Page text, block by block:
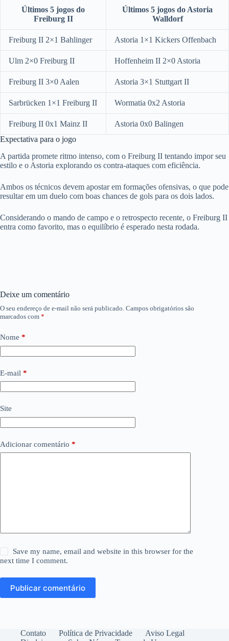
Últimos 5 jogos do
Freiburg II
Últimos 5 jogos do Astoria
Walldorf
Freiburg II 2×1 Bahlinger Astoria 1×1 Kickers Offenbach
Ulm 2×0 Freiburg II Hoffenheim II 2×0 Astoria
Freiburg II 3×0 Aalen Astoria 3×1 Stuttgart II
Sarbrücken 1×1 Freiburg II Wormatia 0x2 Astoria
Freiburg II 0x1 Mainz II
Astoria 0x0 Balingen
Expectativa para o jogo
A partida promete ritmo intenso, com o Freiburg II tentando impor seu
estilo e o Astoria explorando os contra-ataques com eficiência.
Ambos os técnicos devem apostar em formações ofensivas, o que pode
resultar em um duelo com boas chances de gols para os dois lados.
Considerando o mando de campo e o retrospecto recente, o Freiburg II
entra como favorito, mas o equilíbrio é esperado nesta rodada.
Deixe um comentário
O seu endereço de e-mail não será publicado. Campos obrigatórios são
marcados com *
Nome *
E-mail *
Site
Adicionar comentário *
Save my name, email and website in this browser for the
next time I comment.
Publicar comentário
Contato Política de Privacidade
Aviso Legal